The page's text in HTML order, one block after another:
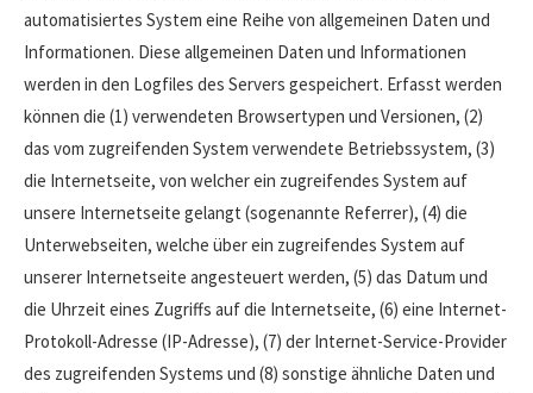
automatisiertes System eine Reihe von allgemeinen Daten und
Informationen. Diese allgemeinen Daten und Informationen
werden in den Logfiles des Servers gespeichert. Erfasst werden
können die (1) verwendeten Browsertypen und Versionen, (2)
das vom zugreifenden System verwendete Betriebssystem, (3)
die Internetseite, von welcher ein zugreifendes System auf
unsere Internetseite gelangt (sogenannte Referrer), (4) die
Unterwebseiten, welche über ein zugreifendes System auf
unserer Internetseite angesteuert werden, (5) das Datum und
die Uhrzeit eines Zugriffs auf die Internetseite, (6) eine Internet-
Protokoll-Adresse (IP-Adresse), (7) der Internet-Service-Provider
des zugreifenden Systems und (8) sonstige ähnliche Daten und